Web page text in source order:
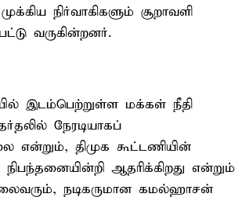
நிர்வாகிகளும் சூறாவளி
வருகின்றனர்.
இடம்பெற்றுள்ள மக்கள் நீதி
நேரடியாகப்
என்றும், திமுக கூட்டணியின்
ஆதரிக்கிறது என்றும்
நடிகருமான கமல்ஹாசன்